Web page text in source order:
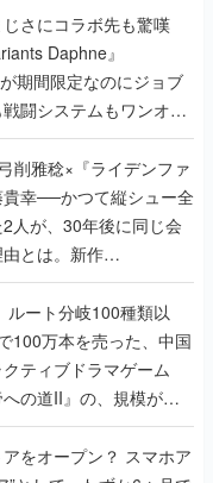
さにコラボ先も驚嘆
Daphne』
期間限定なのにジョブ
闘システムもワンオフ
を両ディレクターに聞
削雅稔×『ライデンファ
幸──かつて縦シュー全
人が、30年後に同じ会
とは。新作
』で初タッグを組
に訊く開発秘話
ルート分岐100種類以
100万本を売った、中国
ティブドラマゲーム
への道II』の、規模が違
ューサーに聞いた
ープン？ スマホア